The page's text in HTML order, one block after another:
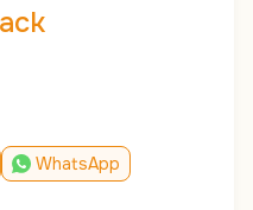
WhatsApp